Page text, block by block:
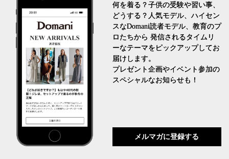
何を着る？子供の受験や習い事、
どうする？人気モデル、ハイセン
スなDomani読者モデル、教育のプ
ロたちから 発信されるタイムリ
ーなテーマをピックアップしてお
届けします。
プレゼント企画やイベント参加の
スペシャルなお知らせも！
メルマガに登録する